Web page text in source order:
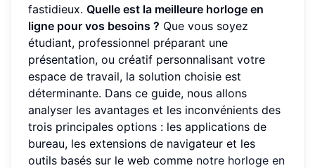
fastidieux. Quelle est la meilleure horloge en
ligne pour vos besoins ? Que vous soyez
étudiant, professionnel préparant une
présentation, ou créatif personnalisant votre
espace de travail, la solution choisie est
déterminante. Dans ce guide, nous allons
analyser les avantages et les inconvénients des
trois principales options : les applications de
bureau, les extensions de navigateur et les
outils basés sur le web comme notre horloge en